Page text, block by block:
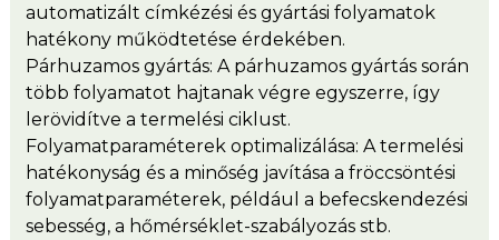
automatizált címkézési és gyártási folyamatok
hatékony működtetése érdekében.
Párhuzamos gyártás: A párhuzamos gyártás során
több folyamatot hajtanak végre egyszerre, így
lerövidítve a termelési ciklust.
Folyamatparaméterek optimalizálása: A termelési
hatékonyság és a minőség javítása a fröccsöntési
folyamatparaméterek, például a befecskendezési
sebesség, a hőmérséklet-szabályozás stb.